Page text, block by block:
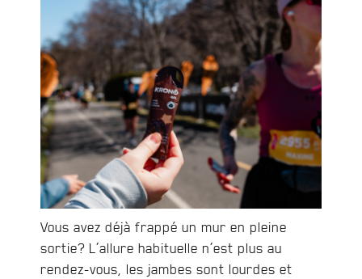
Vous avez déjà frappé un mur en pleine
sortie? L’allure habituelle n’est plus au
rendez-vous, les jambes sont lourdes et